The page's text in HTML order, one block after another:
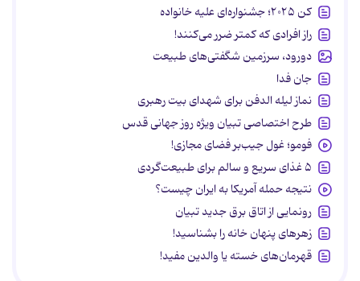
کن ۲۰۲۵؛ جشنواره‌ای علیه خانواده
راز افرادی که کمتر ضرر می‌کنند!
دورود، سرزمین شگفتی‌های طبیعت
جان فدا
نماز لیله الدفن برای شهدای بیت رهبری
طرح اختصاصی تبیان ویژه روز جهانی قدس
فومو؛ غول جیب‌بر فضای مجازی!
۵ غذای سریع و سالم برای طبیعت‌گردی
نتیجه حمله آمریکا به ایران چیست؟
رونمایی از اتاق برق جدید تبیان
زهرهای پنهان خانه را بشناسید!
قهرمان‌های خسته یا والدین مفید!